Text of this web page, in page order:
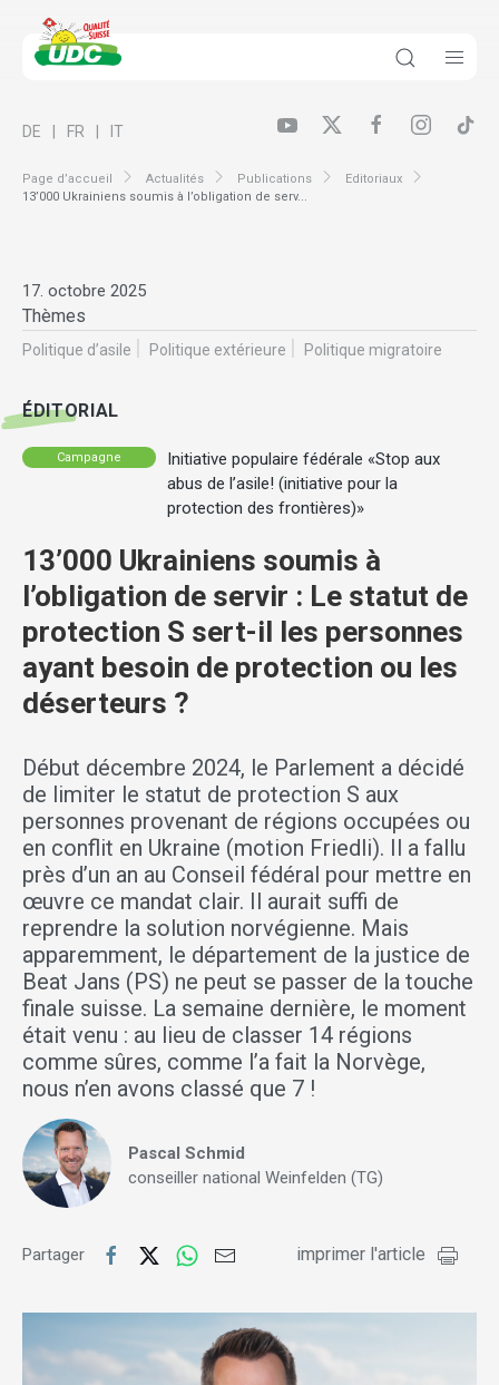
Page d’accueil Actualités Publications
Editoriaux
13’000 Ukrainiens soumis à l’obligation de serv...
DE FR IT
17. octobre 2025
Thèmes
Politique d’asile Politique extérieure Politique migratoire
ÉDITORIAL
Campagne
Initiative populaire fédérale «Stop aux
abus de l’asile! (initiative pour la
protection des frontières)»
13’000 Ukrainiens soumis à
l’obligation de servir : Le statut de
protection S sert-il les personnes
ayant besoin de protection ou les
déserteurs ?
Début décembre 2024, le Parlement a décidé
de limiter le statut de protection S aux
personnes provenant de régions occupées ou
en conflit en Ukraine (motion Friedli). Il a fallu
près d’un an au Conseil fédéral pour mettre en
œuvre ce mandat clair. Il aurait suffi de
reprendre la solution norvégienne. Mais
apparemment, le département de la justice de
Beat Jans (PS) ne peut se passer de la touche
finale suisse. La semaine dernière, le moment
était venu : au lieu de classer 14 régions
comme sûres, comme l’a fait la Norvège,
nous n’en avons classé que 7 !
Pascal Schmid
conseiller national Weinfelden (TG)
Partager imprimer l'article